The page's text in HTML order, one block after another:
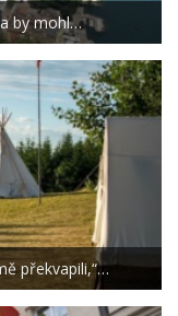
by mohl…
překvapili,“…